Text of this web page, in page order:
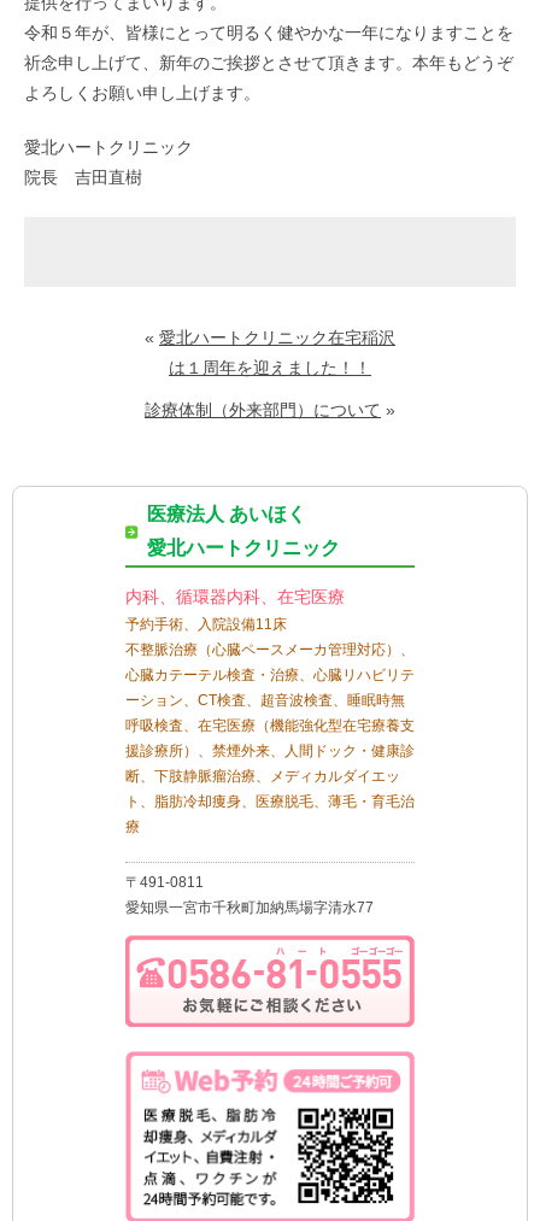
令和５年が、皆様にとって明るく健やかな一年になりますことを
祈念申し上げて、新年のご挨拶とさせて頂きます。本年もどうぞ
よろしくお願い申し上げます。
愛北ハートクリニック
院長 吉田直樹
« 愛北ハートクリニック在宅稲沢
は１周年を迎えました！！
診療体制（外来部門）について »
医療法人 あいほく
愛北ハートクリニック
内科、循環器内科、在宅医療
予約手術、入院設備11床
不整脈治療（心臓ペースメーカ管理対応）、
心臓カテーテル検査・治療、心臓リハビリテ
ーション、CT検査、超音波検査、睡眠時無
呼吸検査、在宅医療（機能強化型在宅療養支
援診療所）、禁煙外来、人間ドック・健康診
断、下肢静脈瘤治療、メディカルダイエッ
ト、脂肪冷却痩身、医療脱毛、薄毛・育毛治
療
〒491-0811
愛知県一宮市千秋町加納馬場字清水77